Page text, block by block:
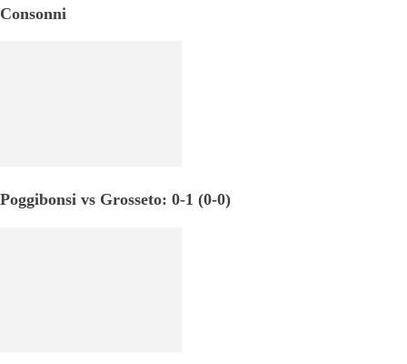
Consonni
Poggibonsi vs Grosseto: 0-1 (0-0)